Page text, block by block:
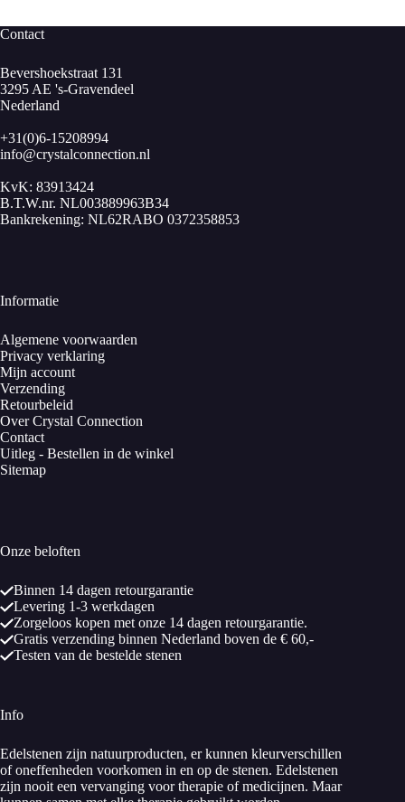
Contact
Bevershoekstraat 131
3295 AE 's-Gravendeel
Nederland
+31(0)6-15208994
info@crystalconnection.nl
KvK: 83913424
B.T.W.nr. NL003889963B34
Bankrekening: NL62RABO 0372358853
Informatie
Algemene voorwaarden
Privacy verklaring
Mijn account
Verzending
Retourbeleid
Over Crystal Connection
Contact
Uitleg - Bestellen in de winkel
Sitemap
Onze beloften
Binnen 14 dagen retourgarantie
Levering 1-3 werkdagen
Zorgeloos kopen met onze 14 dagen retourgarantie.
Gratis verzending binnen Nederland boven de € 60,-
Testen van de bestelde stenen
Info
Edelstenen zijn natuurproducten, er kunnen kleurverschillen
of oneffenheden voorkomen in en op de stenen. Edelstenen
zijn nooit een vervanging voor therapie of medicijnen. Maar